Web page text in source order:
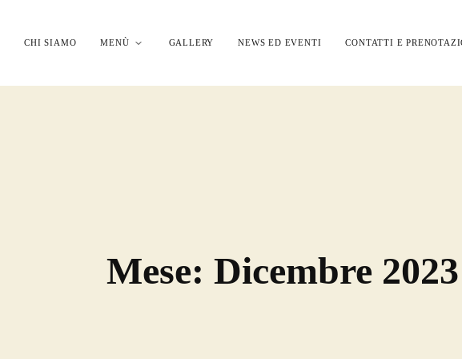
CHI SIAMO MENÙ GALLERY NEWS ED EVENTI CONTATTI E
Mese: Dicembre 2023